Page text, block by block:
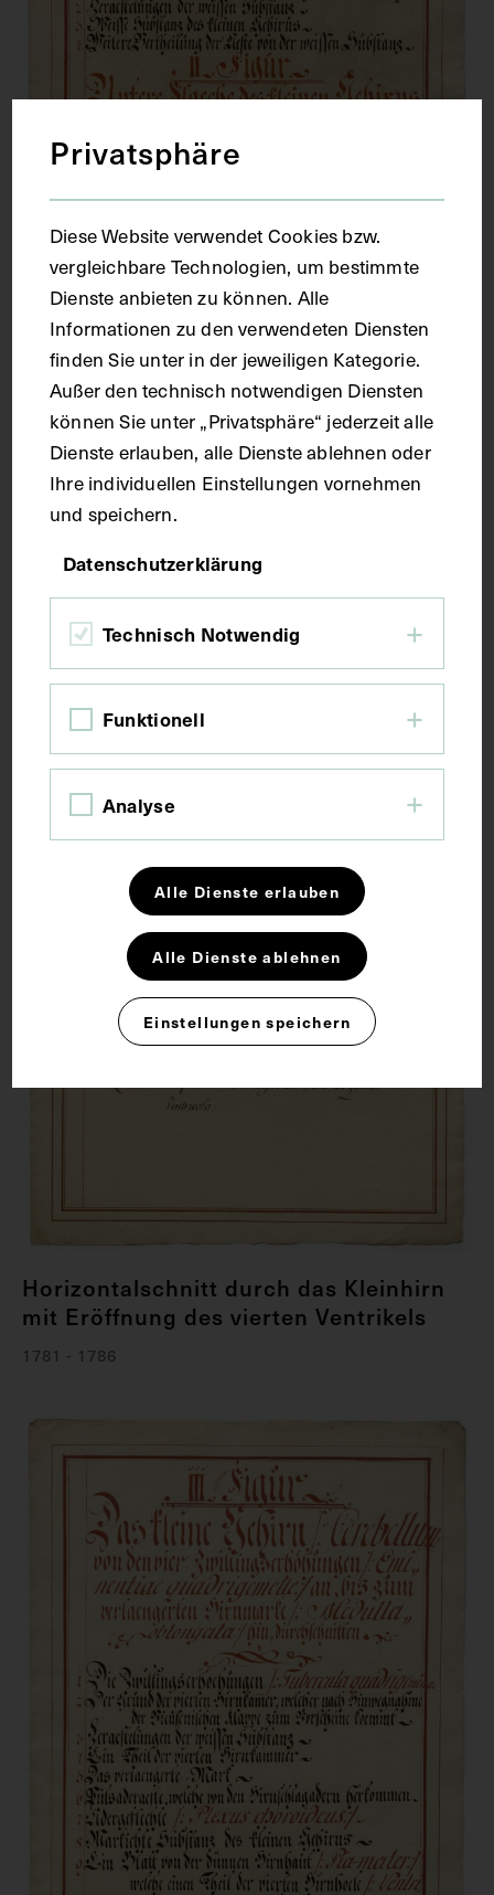
Das verlängerte Mark, die Brücke und
das Kleinhirn mit verschiedenen
Hirnnerven, sowie die untere Fläche
des Kleinhirns
1781 - 1786
Horizontalschnitt durch das Kleinhirn
mit Eröffnung des vierten Ventrikels
1781 - 1786
Privatsphäre
Diese Website verwendet Cookies bzw.
vergleichbare Technologien, um bestimmte
Dienste anbieten zu können. Alle
Informationen zu den verwendeten Diensten
finden Sie unter in der jeweiligen Kategorie.
Außer den technisch notwendigen Diensten
können Sie unter „Privatsphäre“ jederzeit alle
Dienste erlauben, alle Dienste ablehnen oder
Ihre individuellen Einstellungen vornehmen
und speichern.
Datenschutzerklärung
Technisch Notwendig
Funktionell
Analyse
Alle Dienste erlauben
Alle Dienste ablehnen
Einstellungen speichern